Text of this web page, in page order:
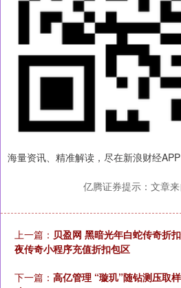
海量资讯、精准解读，尽在新浪财经APP
亿腾证券提示：文章
上一篇： 贝盈网 黑暗光年白蛇传奇折
夜传奇小程序充值折扣包区
下一篇： 高亿管理 “璇玑”随钻测压取